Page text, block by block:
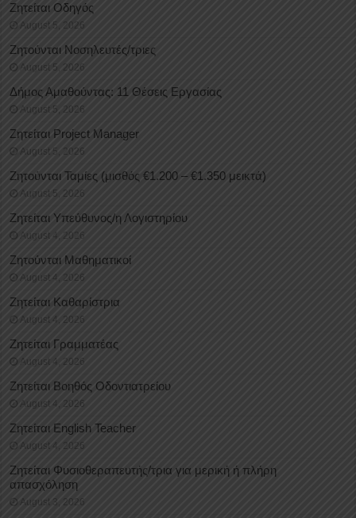
Ζητείται Οδηγός
August 5, 2026
Ζητούνται Νοσηλευτές/τριες
August 5, 2026
Δήμος Αμαθούντας: 11 Θέσεις Εργασίας
August 5, 2026
Ζητείται Project Manager
August 5, 2026
Ζητούνται Ταμίες (μισθός €1.200 – €1.350 μεικτά)
August 5, 2026
Ζητείται Υπεύθυνος/η Λογιστηρίου
August 4, 2026
Ζητούνται Μαθηματικοί
August 4, 2026
Ζητείται Καθαρίστρια
August 4, 2026
Ζητείται Γραμματέας
August 4, 2026
Ζητείται Βοηθός Οδοντιατρείου
August 4, 2026
Ζητείται English Teacher
August 4, 2026
Ζητείται Φυσιοθεραπευτής/τρια για μερική ή πλήρη
απασχόληση
August 3, 2026